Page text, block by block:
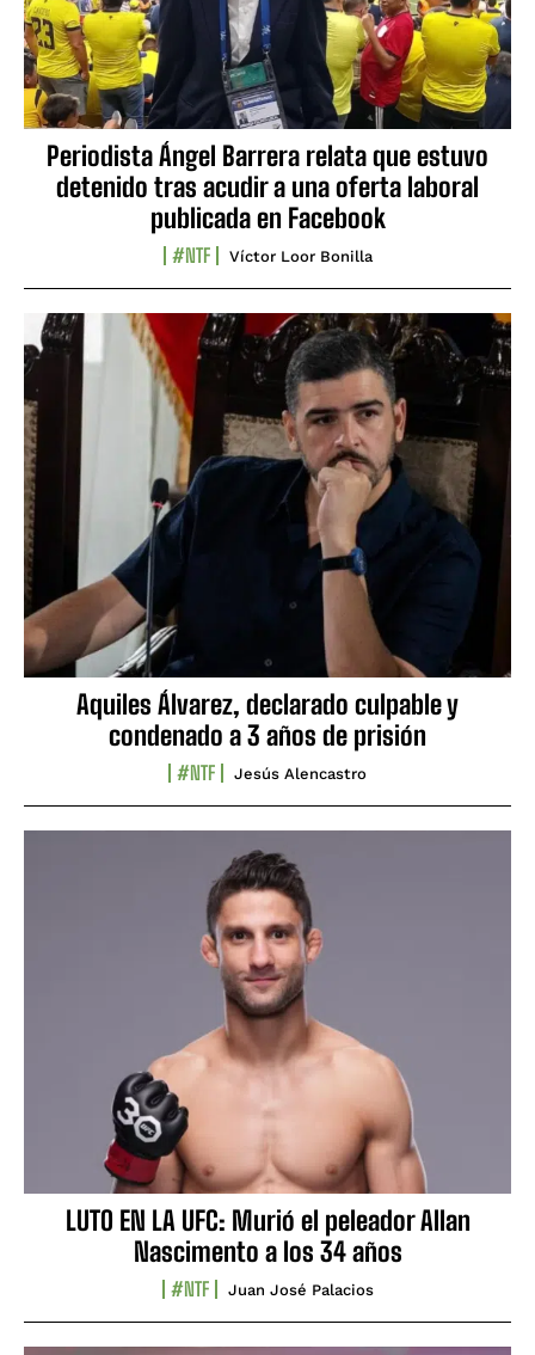
Periodista Ángel Barrera relata que estuvo
detenido tras acudir a una oferta laboral
publicada en Facebook
#NTF Víctor Loor Bonilla
Aquiles Álvarez, declarado culpable y
condenado a 3 años de prisión
#NTF Jesús Alencastro
LUTO EN LA UFC: Murió el peleador Allan
Nascimento a los 34 años
#NTF Juan José Palacios